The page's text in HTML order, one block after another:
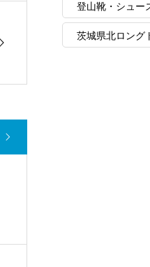
登山靴・シュー
茨城県北ロング